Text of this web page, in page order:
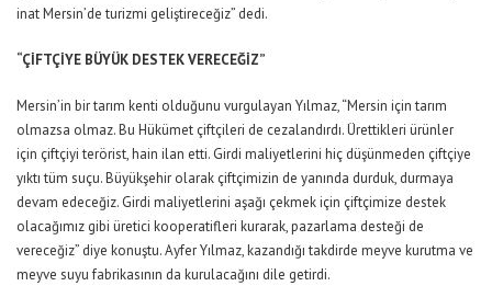
inat Mersin’de turizmi geliştireceğiz” dedi.
“ÇİFTÇİYE BÜYÜK DESTEK VERECEĞİZ”
Mersin’in bir tarım kenti olduğunu vurgulayan Yılmaz, “Mersin için tarım
olmazsa olmaz. Bu Hükümet çiftçileri de cezalandırdı. Ürettikleri ürünler
için çiftçiyi terörist, hain ilan etti. Girdi maliyetlerini hiç düşünmeden çiftçiye
yıktı tüm suçu. Büyükşehir olarak çiftçimizin de yanında durduk, durmaya
devam edeceğiz. Girdi maliyetlerini aşağı çekmek için çiftçimize destek
olacağımız gibi üretici kooperatifleri kurarak, pazarlama desteği de
vereceğiz” diye konuştu. Ayfer Yılmaz, kazandığı takdirde meyve kurutma ve
meyve suyu fabrikasının da kurulacağını dile getirdi.